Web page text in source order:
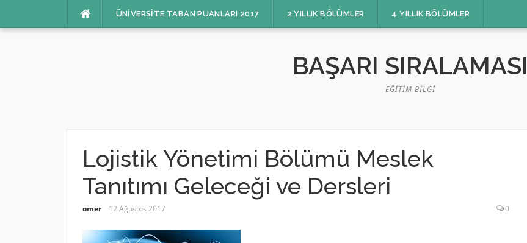
ÜNIVERSITE TABAN PUANLARI 2017 2 YILLIK BÖLÜMLER 4 YILLIK BÖLÜMLER
BAŞARI SIRALAMASI
EĞITIM BILGI
Lojistik Yönetimi Bölümü Meslek
Tanıtımı Geleceği ve Dersleri
omer 12 Ağustos 2017 0